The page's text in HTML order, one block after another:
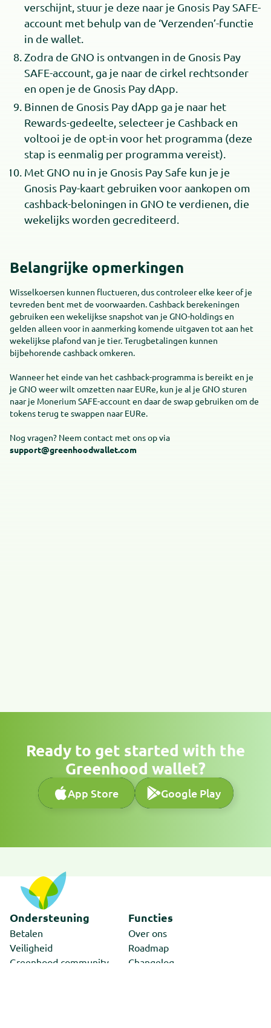
verschijnt, stuur je deze naar je Gnosis Pay SAFE-
account met behulp van de ‘Verzenden’-functie
in de wallet.
Zodra de GNO is ontvangen in de Gnosis Pay
SAFE-account, ga je naar de cirkel rechtsonder
en open je de Gnosis Pay dApp.
Binnen de Gnosis Pay dApp ga je naar het
Rewards-gedeelte, selecteer je Cashback en
voltooi je de opt-in voor het programma (deze
stap is eenmalig per programma vereist).
Met GNO nu in je Gnosis Pay Safe kun je je
Gnosis Pay-kaart gebruiken voor aankopen om
cashback-beloningen in GNO te verdienen, die
wekelijks worden gecrediteerd.
Belangrijke opmerkingen
Wisselkoersen kunnen fluctueren, dus controleer elke keer of je
tevreden bent met de voorwaarden. Cashback berekeningen
gebruiken een wekelijkse snapshot van je GNO-holdings en
gelden alleen voor in aanmerking komende uitgaven tot aan het
wekelijkse plafond van je tier. Terugbetalingen kunnen
bijbehorende cashback omkeren.
Wanneer het einde van het cashback-programma is bereikt en je
je GNO weer wilt omzetten naar EURe, kun je al je GNO sturen
naar je Monerium SAFE-account en daar de swap gebruiken om de
tokens terug te swappen naar EURe.
Nog vragen? Neem contact met ons op via
support@greenhoodwallet.com
Ready to get started with the
Greenhood wallet?
App Store
App Store Google Play
Google Play
Ondersteuning
Betalen
Veiligheid
Greenhood community
Functies
Over ons
Roadmap
Changelog